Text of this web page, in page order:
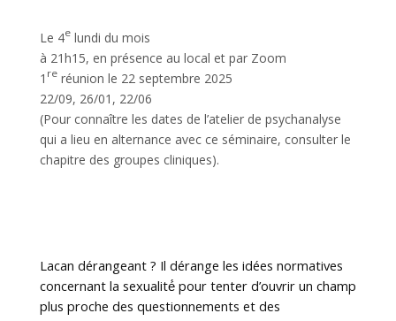
Le 4elundi du mois
à 21h15, en présence au local et par Zoom
1 reréunion le 22 septembre 2025
22/09, 26/01, 22/06
(Pour connaître les dates de l’atelier de psychanalyse
qui a lieu en alternance avec ce séminaire, consulter le
chapitre des groupes cliniques).
Lacan dérangeant ? Il dérange les idées normatives
concernant la sexualité́ pour tenter d’ouvrir un champ
plus proche des questionnements et des